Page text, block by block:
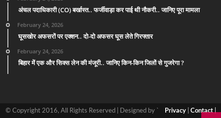
अंचल पदाधिकारी (CO) बर्खास्त.. फर्जीवाड़ा कर पाई थी नौकरी.. जानिए पूरा मामला
February 24, 2026
घूसखोर अफसरों पर एक्शन.. दो-दो अफसर घूस लेते गिरफ्तार
February 24, 2026
बिहार में एक और सिक्स लेन की मंजूरी.. जानिए किन-किन जिलों से गुजरेगा ?
© Copyright 2016, All Rights Reserved | Designed by ` Privacy| Contact |